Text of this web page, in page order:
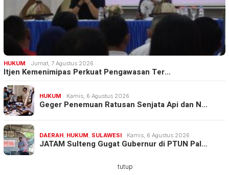
HUKUM Jumat, 7 Agustus 2026
Itjen Kemenimipas Perkuat Pengawasan Ter…
HUKUM Kamis, 6 Agustus 2026
Geger Penemuan Ratusan Senjata Api dan N…
DAERAH HUKUM SULAWESI Kamis, 6 Agustus 2026
JATAM Sulteng Gugat Gubernur di PTUN Pal…
tutup